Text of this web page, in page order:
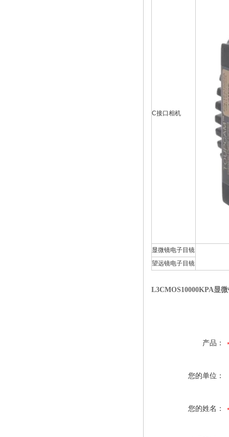
C接口相机
显微镜电子目镜
望远镜电子目镜
L3CMOS10000KPA显
产品：
您的单位：
您的姓名：